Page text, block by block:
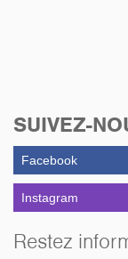
SUIVEZ-
Facebook
Instagram
Restez